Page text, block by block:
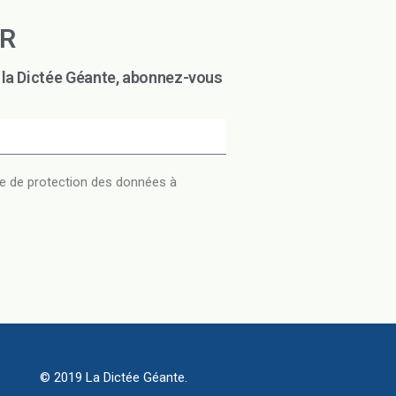
Dictée Géante, abonnez-vous
de protection des données à
© 2019 La Dictée Géante.